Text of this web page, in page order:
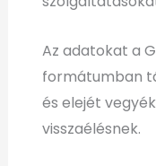
Az adatokat a
formátumban
és elejét
visszaélésnek.